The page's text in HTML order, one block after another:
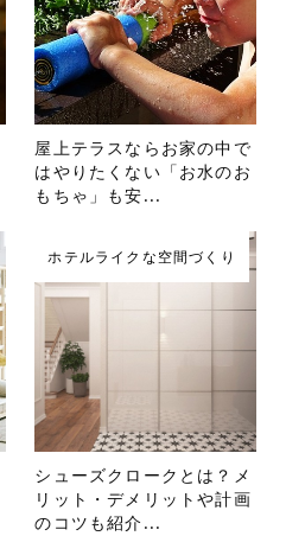
屋上テラスならお家の中で
はやりたくない「お水のお
もちゃ」も安...
ホテルライクな空間づくり
シューズクロークとは？メ
リット・デメリットや計画
のコツも紹介...